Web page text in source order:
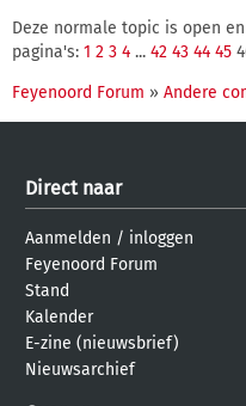
Deze normale topic is open
pagina's: 1 2 3 4 ... 42 43 44 45
Feyenoord Forum » Andere
Direct naar
Aanmelden / inloggen
Feyenoord Forum
Stand
Kalender
E-zine (nieuwsbrief)
Nieuwsarchief